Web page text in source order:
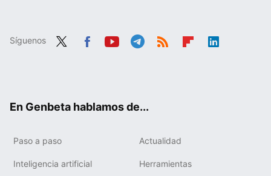
Síguenos
En Genbeta hablamos de...
Paso a paso Actualidad
Inteligencia artificial Herramientas